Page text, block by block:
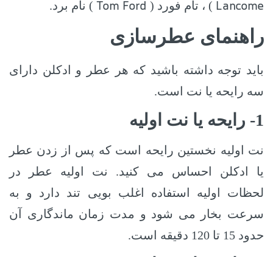
Lancome ) ، تام فورد ( Tom Ford ) نام برد.
راهنمای عطرسازی
باید توجه داشته باشید که هر عطر و ادکلن دارای
سه رایحه یا نت است.
1- رایحه یا نت اولیه
نت اولیه نخستین رایحه است که پس از زدن عطر
یا ادکلن احساس می کنید. نت اولیه عطر در
لحظات اولیه استفاده اغلب بویی تند دارد و به
سرعت بخار می شود و مدت زمان ماندگاری آن
حدود 15 تا 120 دقیقه است.